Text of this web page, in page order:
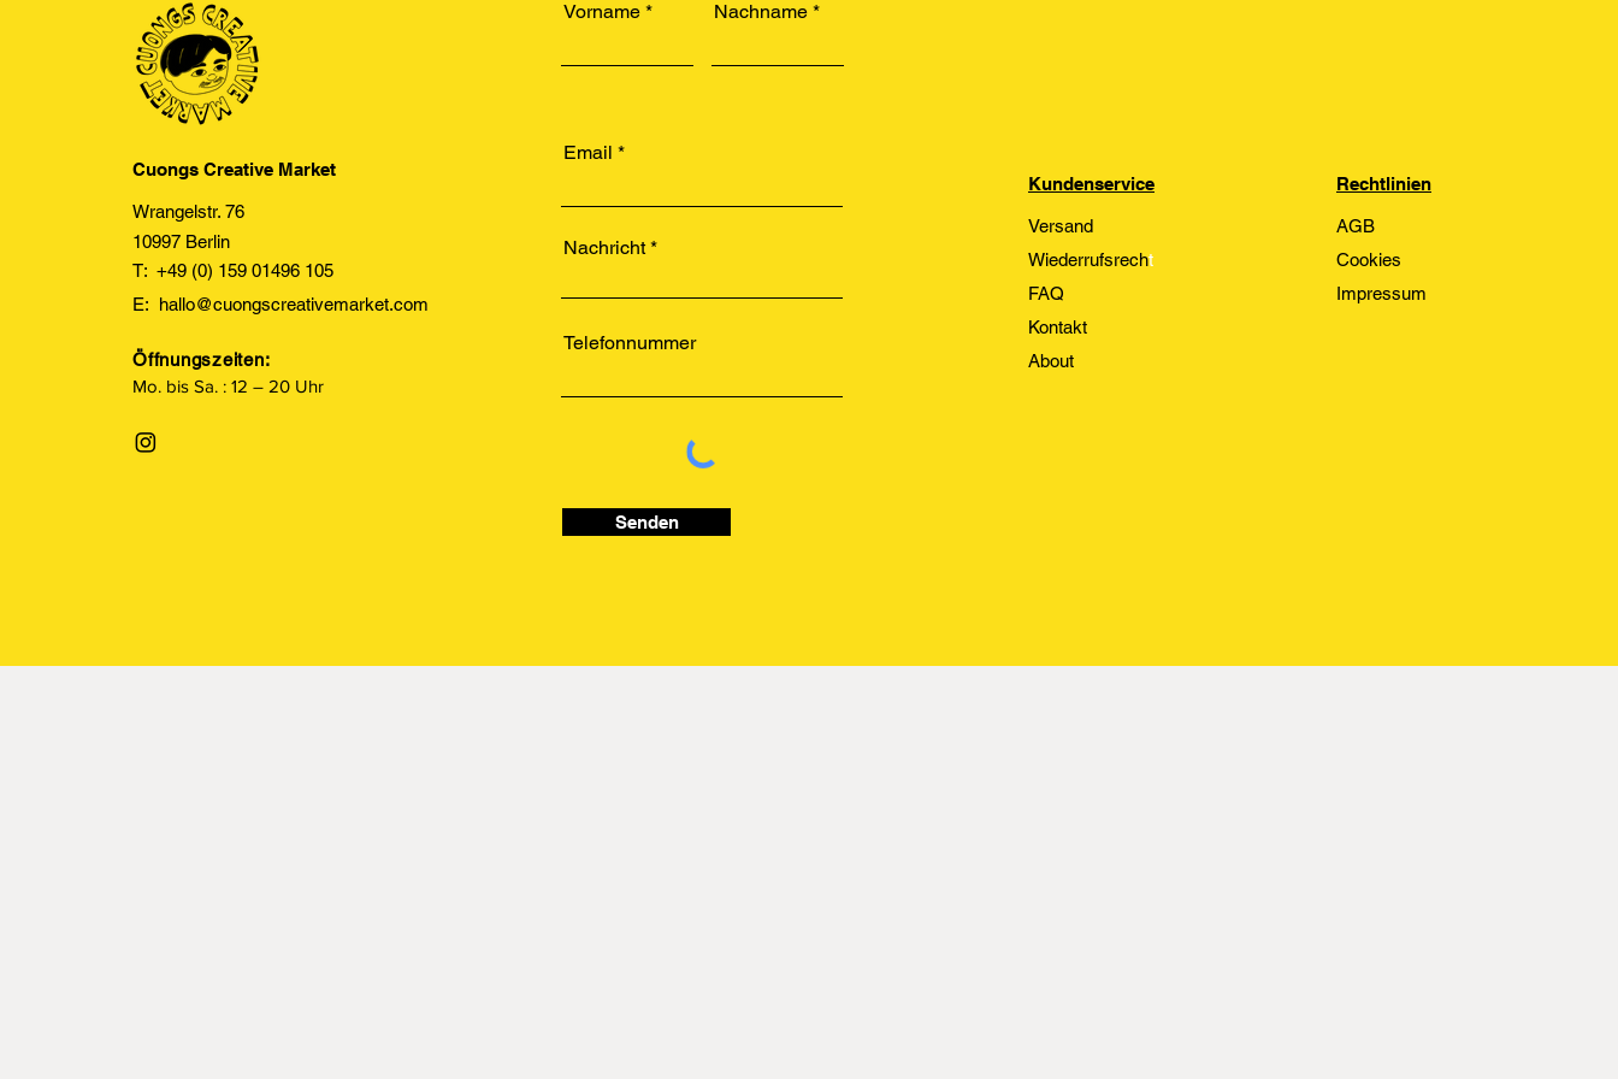
Cuongs Creative Market
Wrangelstr. 76
10997 Berlin
T: +49 (0) 159 01496 105
E: hallo@cuongscreativemarket.com
Öffnungszeiten:
Mo. bis Sa. : 12 – 20 Uhr
Vorname Nachname
Email
Nachricht
Telefonnummer
Senden
Kundenservice
Versand
Wiederrufsrecht
FAQ
Kontakt
About
Rechtlinien
AGB
Cookies
Impressum